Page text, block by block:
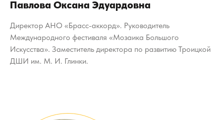
Павлова Оксана Эдуардовна
Директор АНО «Брасс-аккорд». Руководитель
Международного фестиваля «Мозаика Большого
Искусства». Заместитель директора по развитию Троицкой
ДШИ им. М. И. Глинки.